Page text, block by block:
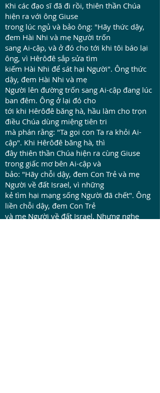
Khi các đạo sĩ đã đi rồi, thiên thần Chúa
hiện ra với ông Giuse
trong lúc ngủ và bảo ông: "Hãy thức dậy,
đem Hài Nhi và mẹ Người trốn
sang Ai-cập, và ở đó cho tới khi tôi báo lại
ông, vì Hêrôđê sắp sửa tìm
kiếm Hài Nhi để sát hại Người". Ông thức
dậy, đem Hài Nhi và mẹ
Người lên đường trốn sang Ai-cập đang lúc
ban đêm. Ông ở lại đó cho
tới khi Hêrôđê băng hà, hầu làm cho trọn
điều Chúa dùng miệng tiên tri
mà phán rằng: "Ta gọi con Ta ra khỏi Ai-
cập". Khi Hêrôđê băng hà, thì
đây thiên thần Chúa hiện ra cùng Giuse
trong giấc mơ bên Ai-cập và
bảo: "Hãy chỗi dậy, đem Con Trẻ và mẹ
Người về đất Israel, vì những
kẻ tìm hại mạng sống Người đã chết". Ông
liền chỗi dậy, đem Con Trẻ
và mẹ Người về đất Israel. Nhưng nghe